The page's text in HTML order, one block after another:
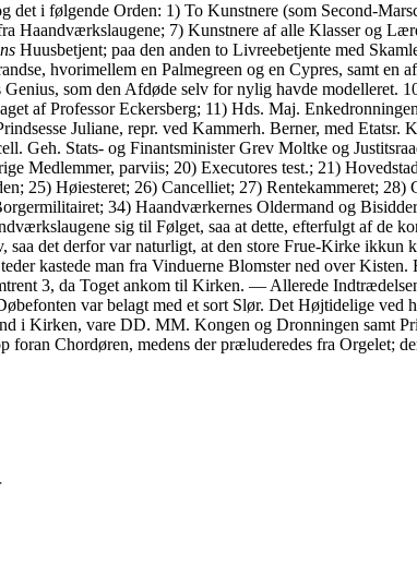
i følgende Orden: 1) To Kunstnere (som Second-
Haandværkslaugene; 7) Kunstnere af alle Klasser og
Huusbetjent; paa den anden to Livreebetjente med
hvorimellem en Palmegreen og en Cypres, samt
Genius, som den Afdøde selv for nylig havde
af Professor Eckersberg; 11) Hds. Maj.
Juliane, repr. ved Kammerh. Berner, med
Geh. Stats- og Finantsminister Grev Moltke og
Medlemmer, parviis; 20) Executores test.; 21)
25) Høiesteret; 26) Cancelliet; 27) Rentekammeret;
34) Haandværkernes Oldermand og
sig til Følget, saa at dette, efterfulgt af de
det derfor var naturligt, at den store Frue-Kirke
kastede man fra Vinduerne Blomster ned over
3, da Toget ankom til Kirken. — Allerede
var belagt med et sort Slør. Det Højtidelige
i Kirken, vare DD. MM. Kongen og Dronningen samt
Chordøren, medens der præluderedes fra Orgelet;